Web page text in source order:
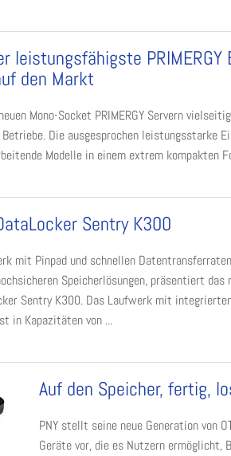
leistungsfähigste PRIMERGY
den Markt
Mono-Socket PRIMERGY Servern
Die ausgesprochen leistungsstarke
Modelle in einem extrem kompakten
Sentry K300
mit Pinpad und schnellen
Speicherlösungen, präsentiert das
Sentry K300. Das Laufwerk mit
in Kapazitäten von ...
Auf den Speicher, fertig,
PNY stellt seine neue Generation von
Geräte vor, die es Nutzern ermöglicht,